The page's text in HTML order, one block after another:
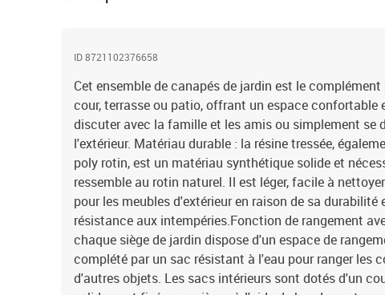
ID 8721102376658
Cet ensemble de canapés de jardin est le
cour, terrasse ou patio, offrant un espace confortable
discuter avec la famille et les amis ou simplement se
l'extérieur. Matériau durable : la résine tressée,
poly rotin, est un matériau synthétique solide et
ressemble au rotin naturel. Il est léger, facile à
pour les meubles d'extérieur en raison de sa durabilité
résistance aux intempéries.Fonction de rangement
chaque siège de jardin dispose d'un espace de
complété par un sac résistant à l'eau pour ranger les
d'autres objets. Les sacs intérieurs sont dotés d'un